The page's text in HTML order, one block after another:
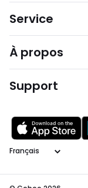
Service
À propos
Support
Langage